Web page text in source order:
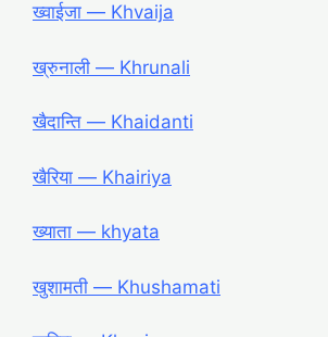
ख्वाईजा ― Khvaija
ख्रुनाली ― Khrunali
खैदान्ति ― Khaidanti
खैरिया ― Khairiya
ख्याता ― khyata
खुशामती ― Khushamati